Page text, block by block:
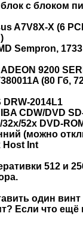
с блоком
A7V8X-X (6
Sempron, 1733
9200
(80 Гб,
2014L1
CDW/DVD
52x DVD-
(можно
Host Int
512 и
один винт
Если что ещё